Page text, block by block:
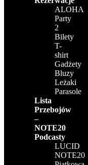
ALOHA
Party
2
Bilety
T-
shirt
Gadżety
Bluzy
Leżaki
Parasole
Lista
Przebojów
–
NOTE20
Podcasty
LUCID
NOTE20